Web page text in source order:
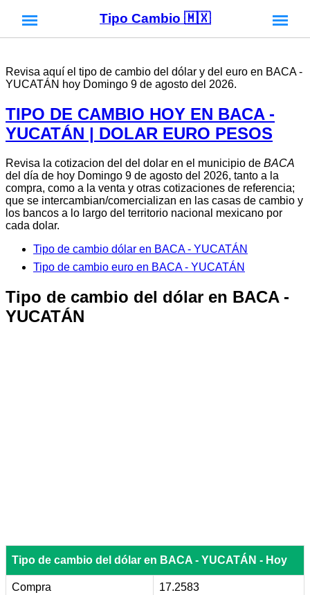
Tipo Cambio 🇲🇽
Revisa aquí el tipo de cambio del dólar y del euro en BACA -
YUCATÁN hoy Domingo 9 de agosto del 2026.
TIPO DE CAMBIO HOY EN BACA -
YUCATÁN | DOLAR EURO PESOS
Revisa la cotizacion del del dolar en el municipio de BACA
del día de hoy Domingo 9 de agosto del 2026, tanto a la
compra, como a la venta y otras cotizaciones de referencia;
que se intercambian/comercializan en las casas de cambio y
los bancos a lo largo del territorio nacional mexicano por
cada dolar.
Tipo de cambio dólar en BACA - YUCATÁN
Tipo de cambio euro en BACA - YUCATÁN
Tipo de cambio del dólar en BACA -
YUCATÁN
Tipo de cambio del dólar en BACA - YUCATÁN - Hoy
Compra 17.2583